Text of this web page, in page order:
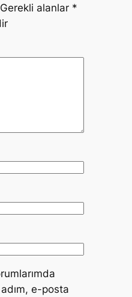
Gerekli alanlar *
adım, e-posta